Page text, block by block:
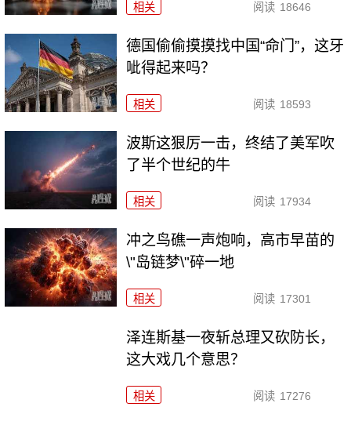
相关 阅读 18646
德国偷偷摸摸找中国“命门”，这牙
呲得起来吗？
相关 阅读 18593
波斯这狠厉一击，终结了美军吹
了半个世纪的牛
相关 阅读 17934
冲之鸟礁一声炮响，高市早苗的
\"岛链梦\"碎一地
相关 阅读 17301
泽连斯基一夜斩总理又砍防长，
这大戏几个意思？
相关 阅读 17276